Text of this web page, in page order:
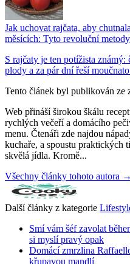
Jak uchovat rajčata, aby
měsících: Tyto revoluční
S rajčaty je ten potížista
plody a za pár dní řeší
Tento článek byl publikován ze
Web přináší širokou škálu
rychlých večeří a domácího
menu. Čtenáři zde najdou
kuchaře, a spoustu
skvělá jídla. Kromě...
Všechny články tohoto autora →
Další články z kategorie
Smí vám šéf zavolat
si myslí pravý opak
Domácí zmrzlina
křupavou mandlí